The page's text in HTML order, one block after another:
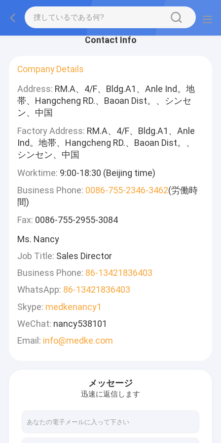
Contact Info
Company Details
Address: RM.A、4/F、Bldg.A1、Anle Ind。地
帯、Hangcheng RD.、Baoan Dist。、シンセ
ン、中国
Factory Address: RM.A、4/F、Bldg.A1、Anle
Ind。地帯、Hangcheng RD.、Baoan Dist。、
シンセン、中国
Worktime: 9:00-18:30 (Beijing time)
Business Phone: 0086-755-2346-3462(労働時
間)
Fax: 0086-755-2955-3084
Ms. Nancy
Job Title: Sales Director
Business Phone: 86-13421836403
WhatsApp: 86-13421836403
Skype: medkenancy1
WeChat: nancy538101
Email: info@medke.com
メッセージ
迅速に返信します